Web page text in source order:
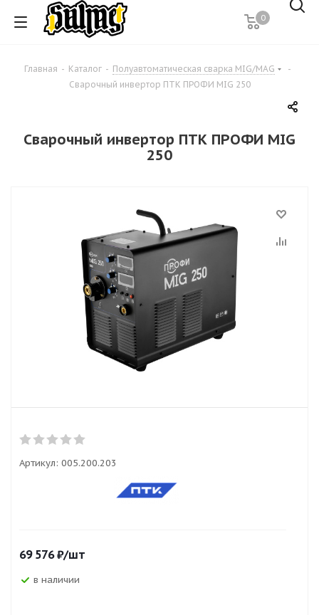
0
Главная - Каталог - Полуавтоматическая сварка MIG/MAG
-
Сварочный инвертор ПТК ПРОФИ MIG 250
Сварочный инвертор ПТК ПРОФИ MIG
250
Артикул: 005.200.203
69 576₽/шт
в наличии